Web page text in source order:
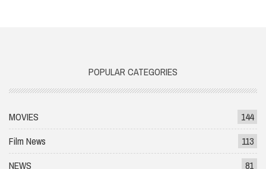
POPULAR CATEGORIES
MOVIES
144
Film News
113
NEWS
81